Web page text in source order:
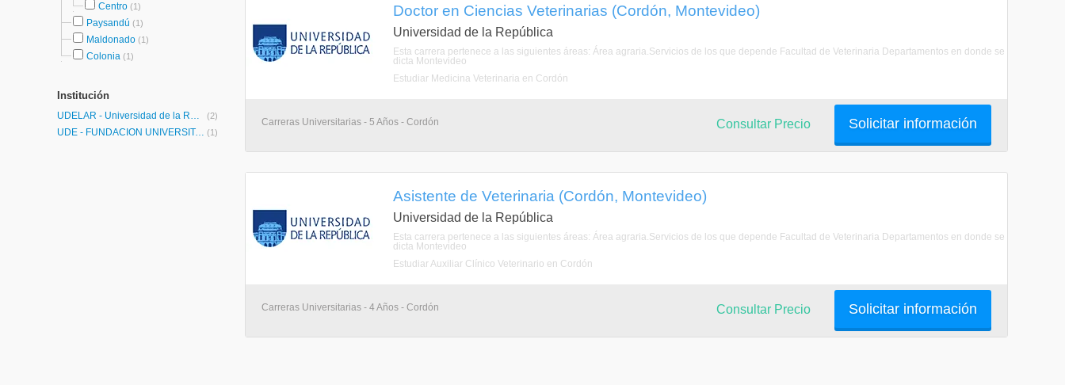
Centro (1)
Paysandú (1)
Maldonado (1)
Colonia (1)
Institución
UDELAR - Universidad de la República (2)
UDE - FUNDACION UNIVERSITARIA-CEIPA- (1)
Doctor en Ciencias Veterinarias (Cordón, Montevideo)
Universidad de la República
Esta carrera pertenece a las siguientes áreas: Área agraria.Servicios de los que depende Facultad de Veterinaria Departamentos en donde se
dicta Montevideo
Estudiar Medicina Veterinaria en Cordón
Carreras Universitarias - 5 Años - Cordón Solicitar información
Consultar Precio
Asistente de Veterinaria (Cordón, Montevideo)
Universidad de la República
Esta carrera pertenece a las siguientes áreas: Área agraria.Servicios de los que depende Facultad de Veterinaria Departamentos en donde se
dicta Montevideo
Estudiar Auxiliar Clínico Veterinario en Cordón
Carreras Universitarias - 4 Años - Cordón Solicitar información
Consultar Precio